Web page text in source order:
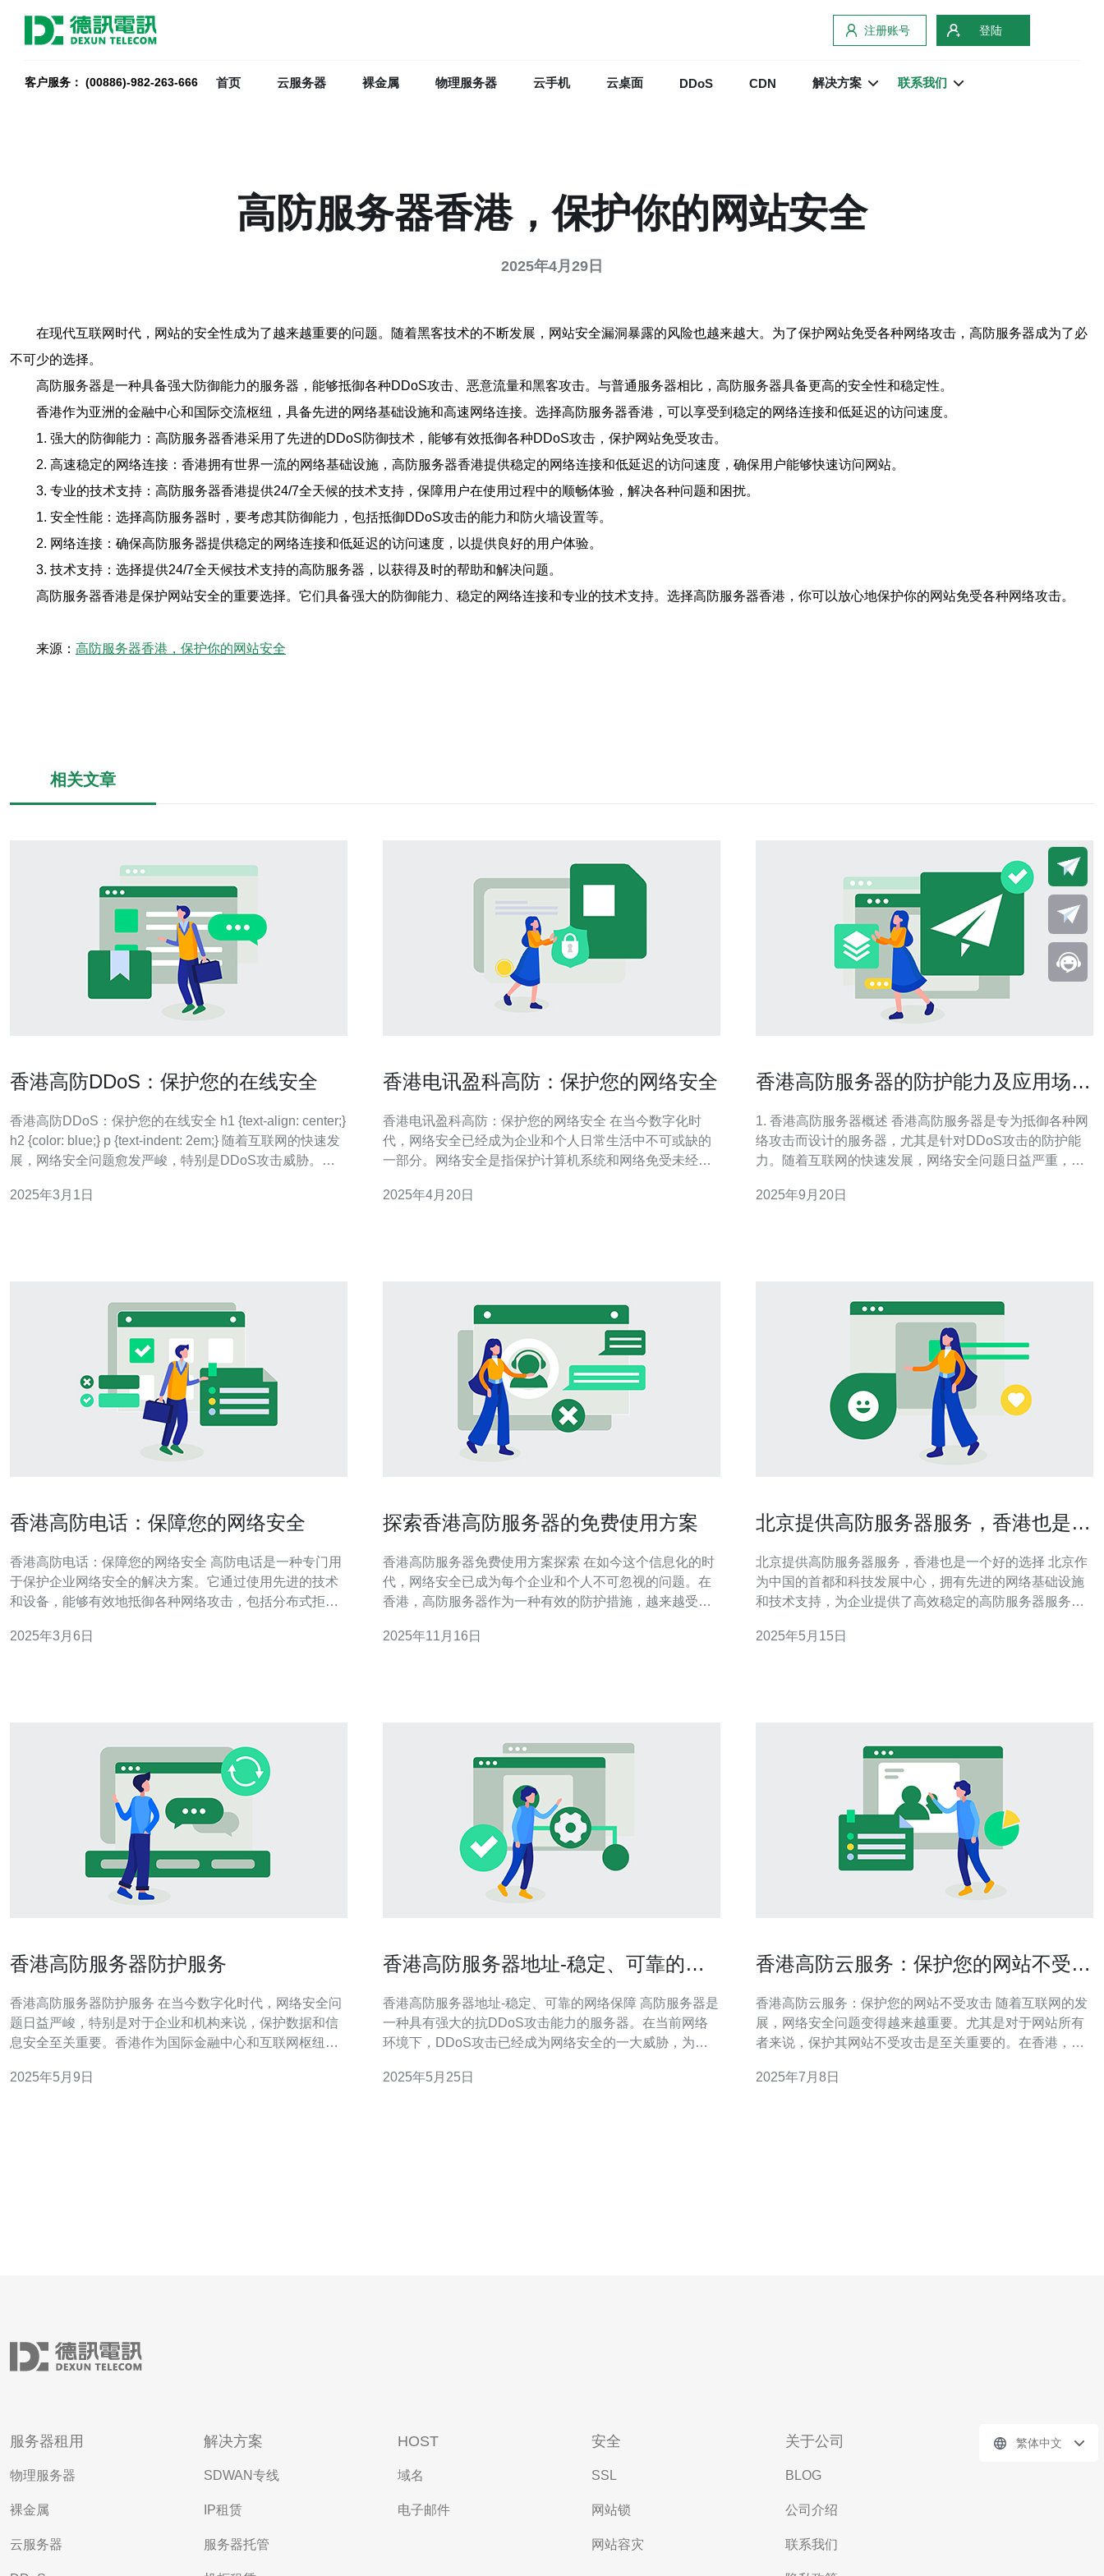
注册账号 登陆
客户服务： (00886)-982-263-666 首页 云服务器 裸金属 物理服务器 云手机 云桌面 DDoS CDN 解决方案 联系我们
高防服务器香港，保护你的网站安全
2025年4月29日
在现代互联网时代，网站的安全性成为了越来越重要的问题。随着黑客技术的不断发展，网站安全漏洞暴露的风险也越来越大。为了保护网站免受各种网络攻击，高防服务器成为了必
不可少的选择。
高防服务器是一种具备强大防御能力的服务器，能够抵御各种DDoS攻击、恶意流量和黑客攻击。与普通服务器相比，高防服务器具备更高的安全性和稳定性。
香港作为亚洲的金融中心和国际交流枢纽，具备先进的网络基础设施和高速网络连接。选择高防服务器香港，可以享受到稳定的网络连接和低延迟的访问速度。
1. 强大的防御能力：高防服务器香港采用了先进的DDoS防御技术，能够有效抵御各种DDoS攻击，保护网站免受攻击。
2. 高速稳定的网络连接：香港拥有世界一流的网络基础设施，高防服务器香港提供稳定的网络连接和低延迟的访问速度，确保用户能够快速访问网站。
3. 专业的技术支持：高防服务器香港提供24/7全天候的技术支持，保障用户在使用过程中的顺畅体验，解决各种问题和困扰。
1. 安全性能：选择高防服务器时，要考虑其防御能力，包括抵御DDoS攻击的能力和防火墙设置等。
2. 网络连接：确保高防服务器提供稳定的网络连接和低延迟的访问速度，以提供良好的用户体验。
3. 技术支持：选择提供24/7全天候技术支持的高防服务器，以获得及时的帮助和解决问题。
高防服务器香港是保护网站安全的重要选择。它们具备强大的防御能力、稳定的网络连接和专业的技术支持。选择高防服务器香港，你可以放心地保护你的网站免受各种网络攻击。
来源： 高防服务器香港，保护你的网站安全
相关文章
香港高防DDoS：保护您的在线安全
香港高防DDoS：保护您的在线安全 h1 {text-align: center;}
h2 {color: blue;} p {text-indent: 2em;} 随着互联网的快速发
展，网络安全问题愈发严峻，特别是DDoS攻击威胁。为
将介绍香港高防DDoS的重要性以及如何保
2025年3月1日
香港电讯盈科高防：保护您的网络安全
香港电讯盈科高防：保护您的网络安全 在当今数字化时
代，网络安全已经成为企业和个人日常生活中不可或缺的
一部分。网络安全是指保护计算机系统和网络免受未经授
随着互联网的普及，网络安全的重要性日益凸显。 在今天
2025年4月20日
香港高防服务器的防护能力及应用场景
1. 香港高防服务器概述 香港高防服务器是专为抵御各种网
络攻击而设计的服务器，尤其是针对DDoS攻击的防护能
力。随着互联网的快速发展，网络安全问题日益严重，香
许多企业的首选。 高防服务器通常配备了专业的防火墙、
2025年9月20日
香港高防电话：保障您的网络安全
香港高防电话：保障您的网络安全 高防电话是一种专门用
于保护企业网络安全的解决方案。它通过使用先进的技术
和设备，能够有效地抵御各种网络攻击，包括分布式拒绝
国际金融和商业中心，拥有高度发达的互联网基础设施和
2025年3月6日
探索香港高防服务器的免费使用方案
香港高防服务器免费使用方案探索 在如今这个信息化的时
代，网络安全已成为每个企业和个人不可忽视的问题。在
香港，高防服务器作为一种有效的防护措施，越来越受到
帮助您在保护网络安全的同时，节省成本。 以下是本文的
2025年11月16日
北京提供高防服务器服务，香港也是一
北京提供高防服务器服务，香港也是一个好的选择 北京作
为中国的首都和科技发展中心，拥有先进的网络基础设施
和技术支持，为企业提供了高效稳定的高防服务器服务。
的网络安全，确保业务的正常运行。 香港作为国际金融中
2025年5月15日
香港高防服务器防护服务
香港高防服务器防护服务 在当今数字化时代，网络安全问
题日益严峻，特别是对于企业和机构来说，保护数据和信
息安全至关重要。香港作为国际金融中心和互联网枢纽，
此地设立服务器。然而，面临各种网络攻击威胁，高防服
2025年5月9日
香港高防服务器地址-稳定、可靠的网
香港高防服务器地址-稳定、可靠的网络保障 高防服务器是
一种具有强大的抗DDoS攻击能力的服务器。在当前网络
环境下，DDoS攻击已经成为网络安全的一大威胁，为了
要。 香港是一个国际化程度高、信息发达的地区，拥有优
2025年5月25日
香港高防云服务：保护您的网站不受攻
香港高防云服务：保护您的网站不受攻击 随着互联网的发
展，网络安全问题变得越来越重要。尤其是对于网站所有
者来说，保护其网站不受攻击是至关重要的。在香港，高
高防云服务是一种通过云计算技术提供的网络安全服务。
2025年7月8日
服务器租用
物理服务器
裸金属
云服务器
解决方案
SDWAN专线
IP租赁
服务器托管
HOST
域名
电子邮件
安全
SSL
网站锁
网站容灾
关于公司
BLOG
公司介绍
联系我们
繁体中文